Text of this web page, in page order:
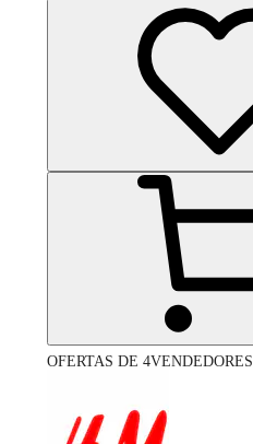
OFERTAS DE 4VENDEDORES